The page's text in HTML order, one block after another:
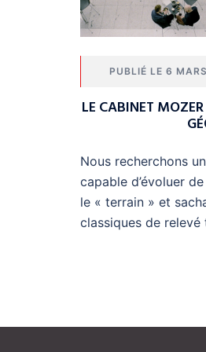
6
LE CABINET
Nous recherchons
capable d’évoluer
le « terrain » et
classiques de